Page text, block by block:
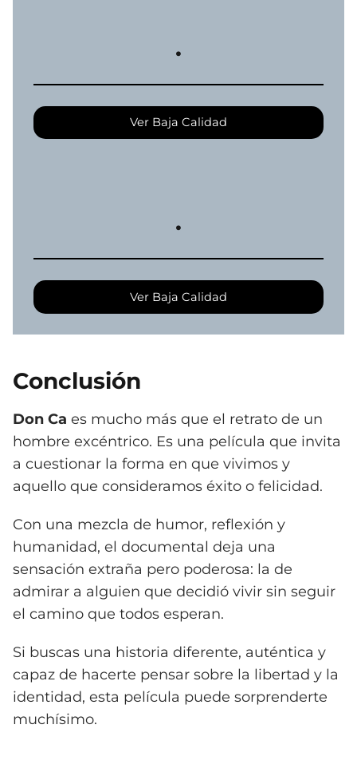
.
Ver Baja Calidad
.
Ver Baja Calidad
Conclusión
Don Ca es mucho más que el retrato de un
hombre excéntrico. Es una película que invita
a cuestionar la forma en que vivimos y
aquello que consideramos éxito o felicidad.
Con una mezcla de humor, reflexión y
humanidad, el documental deja una
sensación extraña pero poderosa: la de
admirar a alguien que decidió vivir sin seguir
el camino que todos esperan.
Si buscas una historia diferente, auténtica y
capaz de hacerte pensar sobre la libertad y la
identidad, esta película puede sorprenderte
muchísimo.